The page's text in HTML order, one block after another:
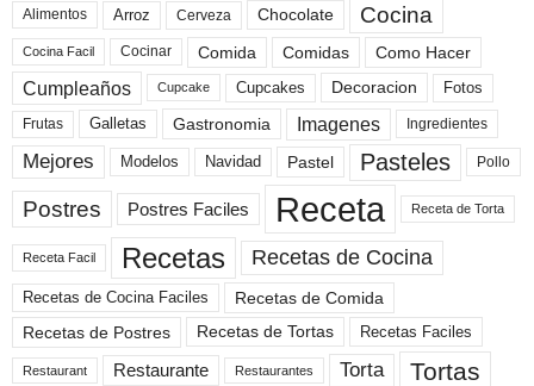
Alimentos Arroz Cerveza Chocolate Cocina
Cocina Facil Cocinar Comida Comidas Como Hacer
Cumpleaños Cupcake Cupcakes Decoracion Fotos
Frutas Galletas Gastronomia Imagenes Ingredientes
Mejores Modelos Navidad Pastel Pasteles Pollo
Postres Postres Faciles Receta Receta de Torta
Receta Facil Recetas Recetas de Cocina
Recetas de Cocina Faciles
Recetas de Comida
Recetas de Postres
Recetas de Tortas Recetas Faciles
Restaurant Restaurante Restaurantes Torta Tortas